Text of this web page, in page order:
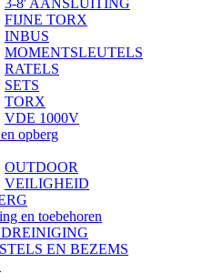
3-8' AANSLUITING
FIJNE TORX
INBUS
MOMENTSLEUTELS
RATELS
SETS
TORX
VDE 1000V
opberg
OUTDOOR
VEILIGHEID
en toebehoren
EN BEZEMS